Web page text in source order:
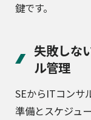
鍵です。
失敗しな
ル管理
SEからITコンサ
準備とスケジュ